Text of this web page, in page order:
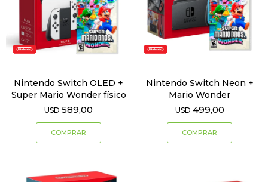
Nintendo Switch OLED +
Super Mario Wonder físico
USD 589,00
Nintendo Switch Neon +
Mario Wonder
USD 499,00